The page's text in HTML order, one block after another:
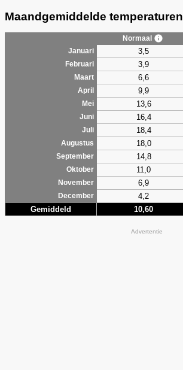
Maandgemiddelde temperaturen
Normaal
Januari
3,5
Februari 3,9
Maart 6,6
April 9,9
Mei
13,6
Juni
16,4
Juli
18,4
Augustus
18,0
September
14,8
Oktober
11,0
November
6,9
December
4,2
Gemiddeld 10,60
Advertentie